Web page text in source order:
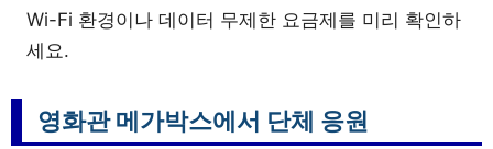
Wi-Fi 환경이나 데이터 무제한 요금제를 미리 확인하
세요.
영화관 메가박스에서 단체 응원